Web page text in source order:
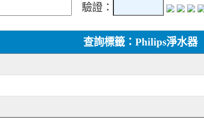
驗證：
查詢標籤：Philips淨水器